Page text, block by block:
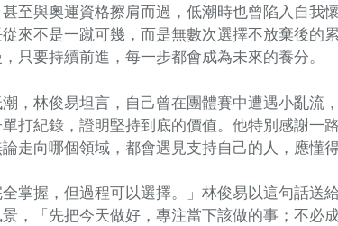
至與奧運資格擦肩而過，低潮時也曾陷入自我
來不是一蹴可幾，而是無數次選擇不放棄後的
只要持續前進，每一步都會成為未來的養分。
，林俊易坦言，自己曾在團體賽中遭遇小亂流
打紀錄，證明堅持到底的價值。他特別感謝一
走向哪個領域，都會遇見支持自己的人，應懂
全掌握，但過程可以選擇。」林俊易以這句話送
，「先把今天做好，專注當下該做的事；不必